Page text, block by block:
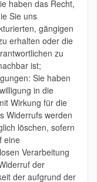
haben das Recht,
Sie uns
gängigen
erhalten oder die
zu
ist;
Sie haben
in die
Wirkung für die
Widerrufs werden
löschen, sofern
eine
Verarbeitung
der
der aufgrund der